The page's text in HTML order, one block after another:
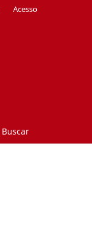
Buscar
Acesso